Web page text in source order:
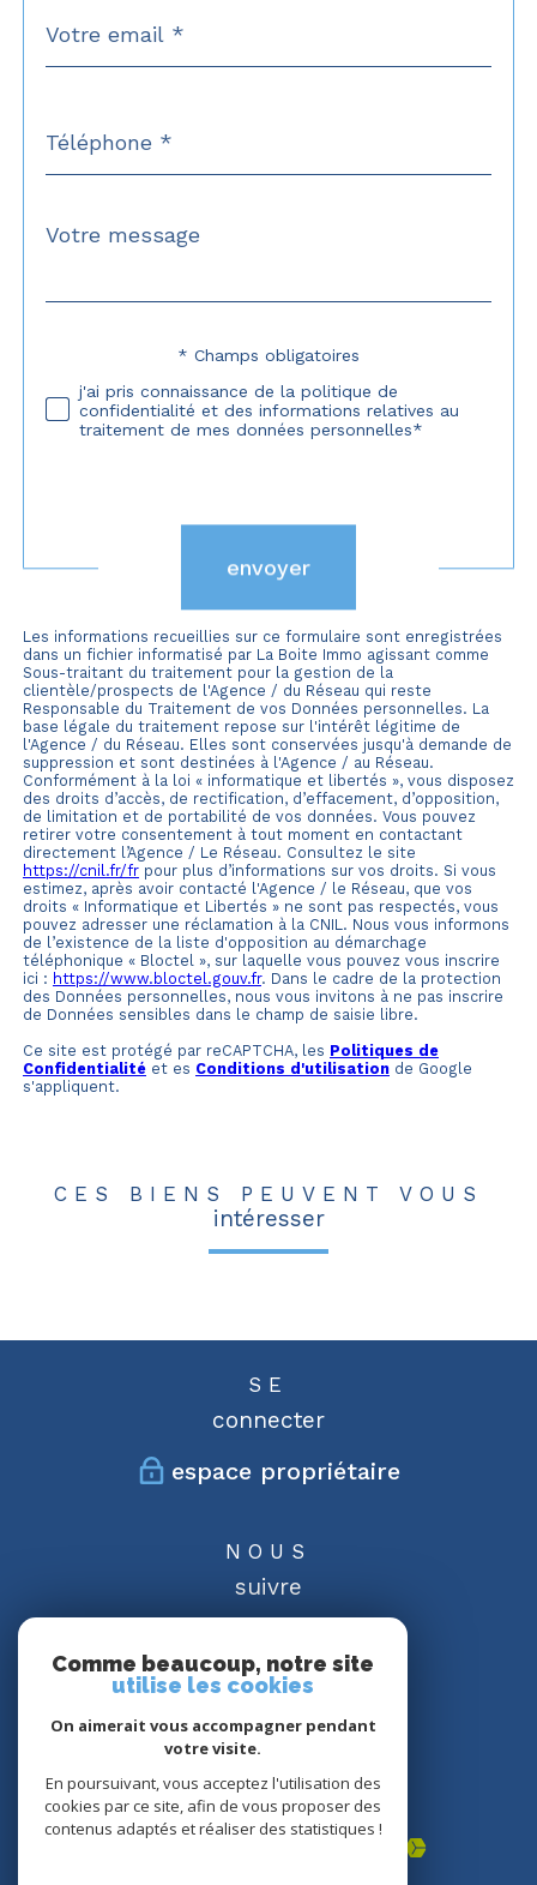
*
*
Fieldset
défaut
Message
*
Validation* Champs obligatoires
j'ai pris connaissance de la politique de
confidentialité et des informations relatives au
traitement de mes données personnelles*
envoyer
Les informations recueillies sur ce formulaire sont enregistrées
dans un fichier informatisé par La Boite Immo agissant comme
Sous-traitant du traitement pour la gestion de la
clientèle/prospects de l'Agence / du Réseau qui reste
Responsable du Traitement de vos Données personnelles. La
base légale du traitement repose sur l'intérêt légitime de
l'Agence / du Réseau. Elles sont conservées jusqu'à demande de
suppression et sont destinées à l'Agence / au Réseau.
Conformément à la loi « informatique et libertés », vous disposez
des droits d’accès, de rectification, d’effacement, d’opposition,
de limitation et de portabilité de vos données. Vous pouvez
retirer votre consentement à tout moment en contactant
directement l’Agence / Le Réseau. Consultez le site
https://cnil.fr/fr pour plus d’informations sur vos droits. Si vous
estimez, après avoir contacté l'Agence / le Réseau, que vos
droits « Informatique et Libertés » ne sont pas respectés, vous
pouvez adresser une réclamation à la CNIL. Nous vous informons
de l’existence de la liste d'opposition au démarchage
téléphonique « Bloctel », sur laquelle vous pouvez vous inscrire
ici : https://www.bloctel.gouv.fr. Dans le cadre de la protection
des Données personnelles, nous vous invitons à ne pas inscrire
de Données sensibles dans le champ de saisie libre.
Ce site est protégé par reCAPTCHA, les Politiques de
Confidentialité et es Conditions d'utilisation de Google
s'appliquent.
CES BIENS PEUVENT VOUS
intéresser
SE
connecter
espace propriétaire
NOUS
suivre
NOUS
adhérons
Comme beaucoup, notre site
utilise les cookies
On aimerait vous accompagner pendant
votre visite.
En poursuivant, vous acceptez l'utilisation des
cookies par ce site, afin de vous proposer des
contenus adaptés et réaliser des statistiques !